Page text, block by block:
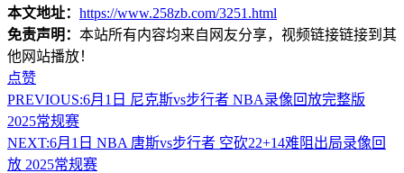
本文地址： https://www.258zb.com/3251.html
免责声明： 本站所有内容均来自网友分享，视频链接链接到其
他网站播放！
点赞
PREVIOUS:6月1日 尼克斯vs步行者 NBA录像回放完整版
2025常规赛
NEXT:6月1日 NBA 唐斯vs步行者 空砍22+14难阻出局录像回
放 2025常规赛